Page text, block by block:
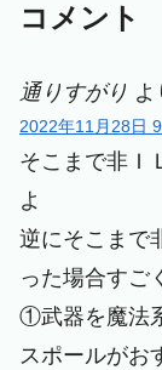
コメント
通りすがり よ
2022年11月28日
そこまで非Ｉ
よ
逆にそこまで
った場合すご
①武器を魔法
スポールがお